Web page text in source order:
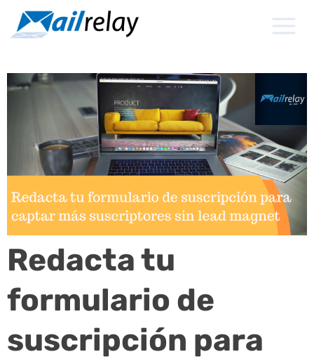
contenido
Redacta tu
formulario de
suscripción para